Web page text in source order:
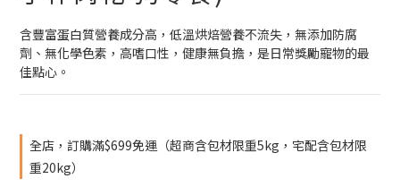
含豐富蛋白質營養成分高，低溫烘焙營養不流失，無添加防腐
劑、無化學色素，高嗜口性，健康無負擔，是日常獎勵寵物的最
佳點心。
全店，訂購滿$699免運（超商含包材限重5kg，宅配含包材限
重20kg）